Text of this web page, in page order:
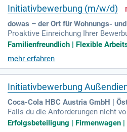
Initiativbewerbung (m/w/d)
dowas – der Ort für Wohnungs-
Proaktive Einreichung Ihrer
von wohnungs- und
Familienfreundlich | Flexible
mehr erfahren
Initiativbewerbung
Coca-Cola HBC Austria GmbH |
Falls du die Anforderungen nicht
ast, sehen wir uns gerne deine
Erfolgsbeteiligung | Firmenwagen